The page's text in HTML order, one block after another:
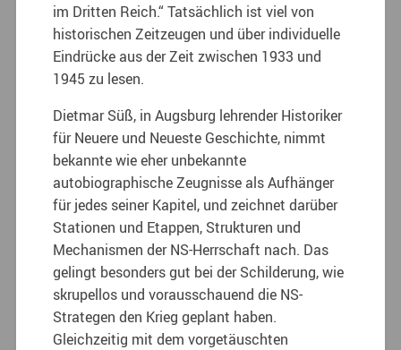
im Dritten Reich.“ Tatsächlich ist viel von
historischen Zeitzeugen und über individuelle
Eindrücke aus der Zeit zwischen 1933 und
1945 zu lesen.
Dietmar Süß, in Augsburg lehrender Historiker
für Neuere und Neueste Geschichte, nimmt
bekannte wie eher unbekannte
autobiographische Zeugnisse als Aufhänger
für jedes seiner Kapitel, und zeichnet darüber
Stationen und Etappen, Strukturen und
Mechanismen der NS-Herrschaft nach. Das
gelingt besonders gut bei der Schilderung, wie
skrupellos und vorausschauend die NS-
Strategen den Krieg geplant haben.
Gleichzeitig mit dem vorgetäuschten